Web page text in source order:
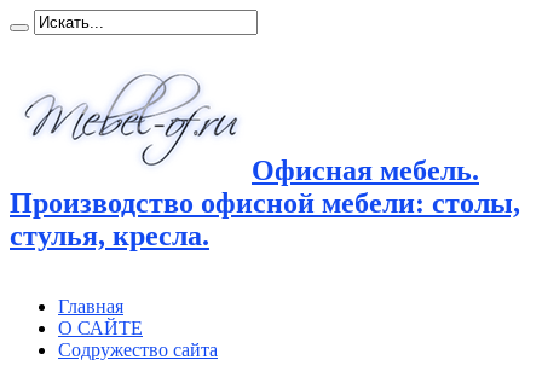
Офисная мебель.
Производство офисной мебели: столы,
стулья, кресла.
Главная
О САЙТЕ
Содружество сайта